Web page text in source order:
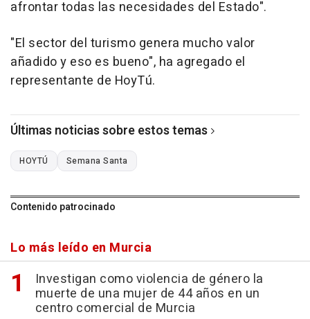
afrontar todas las necesidades del Estado".
"El sector del turismo genera mucho valor
añadido y eso es bueno", ha agregado el
representante de HoyTú.
Últimas noticias sobre estos temas
HOYTÚ Semana Santa
Contenido patrocinado
Lo más leído en Murcia
Investigan como violencia de género la
muerte de una mujer de 44 años en un
centro comercial de Murcia